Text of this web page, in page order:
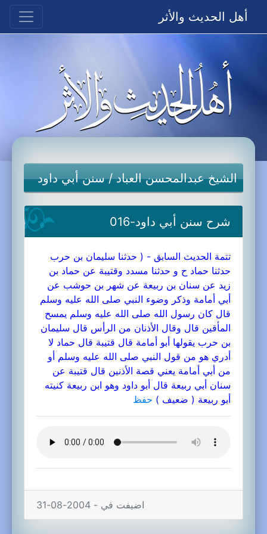
أهل الحديث والأثر
الشيخ عبدالمحسن العباد/سنن أبي داود
شرح سنن أبي داود-016
تتمة الحديث السابق - ( حدثنا سليمان بن حرب
حدثنا حماد ح و حدثنا مسدد وقتيبة عن حماد بن
زيد عن سنان بن ربيعة عن شهر بن حوشب عن
أبي أمامة وذكر وضوء النبي صلى الله عليه وسلم
قال كان رسول الله صلى الله عليه وسلم يمسح
المأقين قال وقال الأذنان من الرأس قال سليمان
بن حرب يقولها أبو أمامة قال قتيبة قال حماد لا
أدري هو من قول النبي صلى الله عليه وسلم أو
من أبي أمامة يعني قصة الأذنين قال قتيبة عن
سنان أبي ربيعة قال أبو داود وهو ابن ربيعة كنيته
أبو ربيعة ( ضعيف ) حفظ
اضيفت في - 2004-08-31